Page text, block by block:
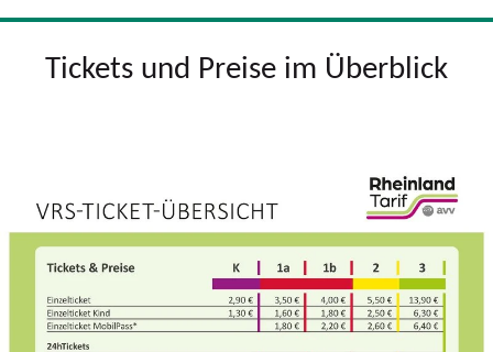
Tickets und Preise im Überblick